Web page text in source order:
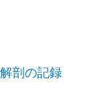
剖の記録